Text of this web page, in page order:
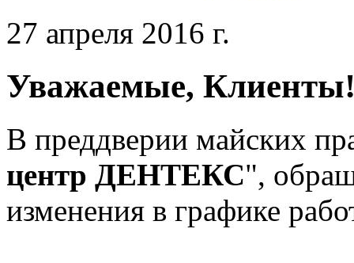
27 апреля 2016 г.
Уважаемые,
В преддверии майских
центр ДЕНТЕКС",
изменения в графике